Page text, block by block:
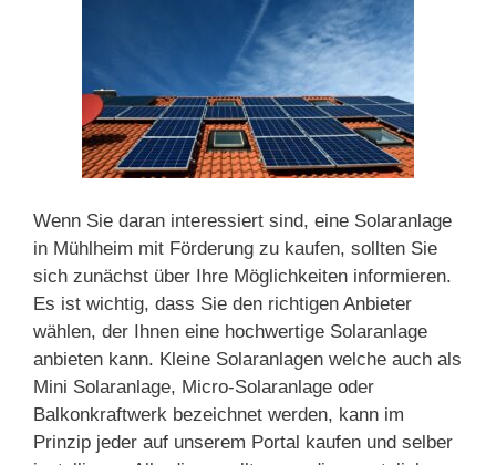
Wenn Sie daran interessiert sind, eine Solaranlage
in Mühlheim mit Förderung zu kaufen, sollten Sie
sich zunächst über Ihre Möglichkeiten informieren.
Es ist wichtig, dass Sie den richtigen Anbieter
wählen, der Ihnen eine hochwertige Solaranlage
anbieten kann. Kleine Solaranlagen welche auch als
Mini Solaranlage, Micro-Solaranlage oder
Balkonkraftwerk bezeichnet werden, kann im
Prinzip jeder auf unserem Portal kaufen und selber